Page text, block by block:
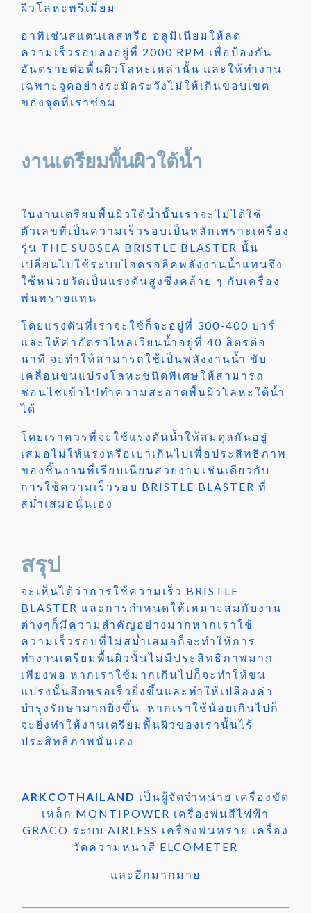
ผิวโลหะพรีเมี่ยม
อาทิเช่นสแตนเลสหรือ อลูมิเนียมให้ลด
ความเร็วรอบลงอยู่ที่ 2000 RPM เพื่อป้องกัน
อันตรายต่อพื้นผิวโลหะเหล่านั้น และให้ทำงาน
เฉพาะจุดอย่างระมัดระวังไม่ให้เกินขอบเขต
ของจุดที่เราซ่อม
งานเตรียมพื้นผิวใต้น้ำ
ในงานเตรียมพื้นผิวใต้น้ำนั้นเราจะไม่ได้ใช้
ตัวเลขที่เป็นความเร็วรอบเป็นหลักเพราะเครื่อง
รุ่น THE SUBSEA BRISTLE BLASTER นั้น
เปลี่ยนไปใช้ระบบไฮดรอลิคพลังงานน้ำแทนจึง
ใช้หน่วยวัดเป็นแรงดันสูงซึ่งคล้าย ๆ กับเครื่อง
พ่นทรายแทน
โดยแรงดันที่เราจะใช้ก็จะอยู่ที่ 300-400 บาร์
และให้ค่าอัตราไหลเวียนน้ำอยู่ที่ 40 ลิตรต่อ
นาที จะทำให้สามารถใช้เป็นพลังงานน้ำ ขับ
เคลื่อนขนแปรงโลหะชนิดพิเศษให้สามารถ
ชอนไชเข้าไปทำความสะอาดพื้นผิวโลหะใต้น้ำ
ได้
โดยเราควรที่จะใช้แรงดันน้ำให้สมดุลกันอยู่
เสมอไม่ให้แรงหรือเบาเกินไปเพื่อประสิทธิภาพ
ของชิ้นงานที่เรียบเนียนสวยงามเช่นเดียวกับ
การใช้ความเร็วรอบ BRISTLE BLASTER ที่
สม่ำเสมอนั่นเอง
สรุป
จะเห็นได้ว่าการใช้ความเร็ว BRISTLE
BLASTER และการกำหนดให้เหมาะสมกับงาน
ต่างๆก็มีความสำคัญอย่างมากหากเราใช้
ความเร็วรอบที่ไม่สม่ำเสมอก็จะทำให้การ
ทำงานเตรียมพื้นผิวนั้นไม่มีประสิทธิภาพมาก
เพียงพอ หากเราใช้มากเกินไปก็จะทำให้ขน
แปรงนั้นสึกหรอเร็วยิ่งขึ้นและทำให้เปลืองค่า
บำรุงรักษามากยิ่งขึ้น หากเราใช้น้อยเกินไปก็
จะยิ่งทำให้งานเตรียมพื้นผิวของเรานั้นไร้
ประสิทธิภาพนั่นเอง
ARKCOTHAILAND เป็นผู้จัดจำหน่าย เครื่องขัด
เหล็ก MONTIPOWER เครื่องพ่นสีไฟฟ้า
GRACO ระบบ AIRLESS เครื่องพ่นทราย เครื่อง
วัดความหนาสี ELCOMETER
และอีกมากมาย